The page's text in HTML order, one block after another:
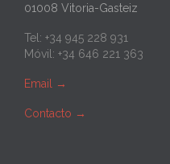
01008 Vitoria-Gasteiz
Tel: +34 945 228 931
Móvil: +34 646 221 363
Email →
Contacto →